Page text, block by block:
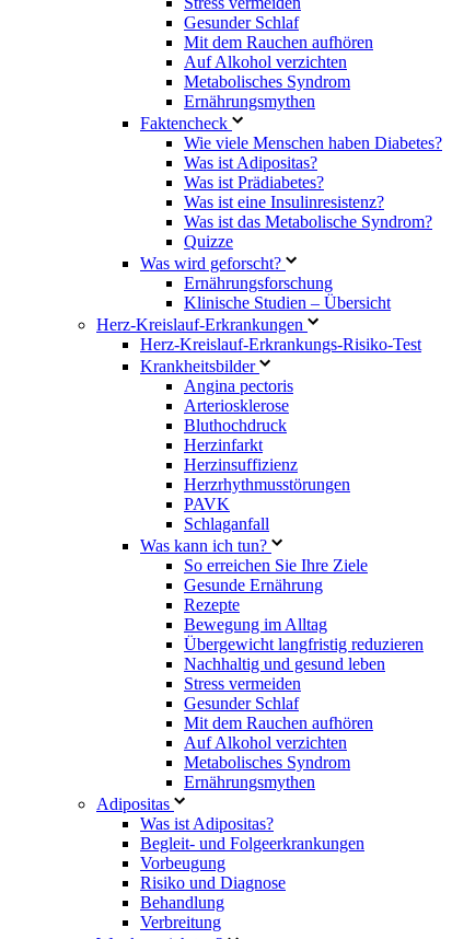
Gesunder Schlaf
Mit dem Rauchen aufhören
Auf Alkohol verzichten
Metabolisches Syndrom
Ernährungsmythen
Faktencheck
Wie viele Menschen haben Diabetes?
Was ist Adipositas?
Was ist Prädiabetes?
Was ist eine Insulinresistenz?
Was ist das Metabolische Syndrom?
Quizze
Was wird geforscht?
Ernährungsforschung
Klinische Studien – Übersicht
Herz-Kreislauf-Erkrankungen
Herz-Kreislauf-Erkrankungs-Risiko-Test
Krankheitsbilder
Angina pectoris
Arteriosklerose
Bluthochdruck
Herzinfarkt
Herzinsuffizienz
Herzrhythmusstörungen
PAVK
Schlaganfall
Was kann ich tun?
So erreichen Sie Ihre Ziele
Gesunde Ernährung
Rezepte
Bewegung im Alltag
Übergewicht langfristig reduzieren
Nachhaltig und gesund leben
Stress vermeiden
Gesunder Schlaf
Mit dem Rauchen aufhören
Auf Alkohol verzichten
Metabolisches Syndrom
Ernährungsmythen
Adipositas
Was ist Adipositas?
Begleit- und Folgeerkrankungen
Vorbeugung
Risiko und Diagnose
Behandlung
Verbreitung